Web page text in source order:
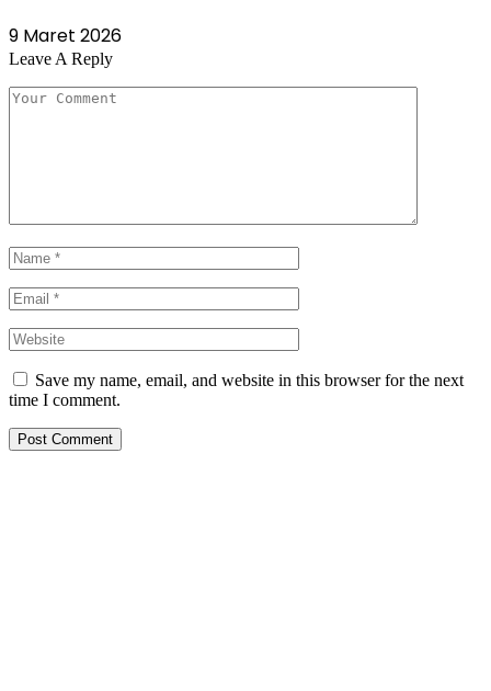
9 Maret 2026
Leave A Reply
Save my name, email, and website in this browser for the next
time I comment.